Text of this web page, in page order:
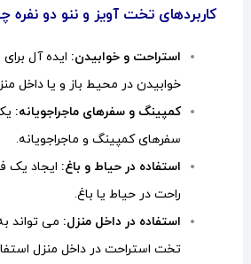
کاربردهای تخت آویز و ننو دو نفره
استراحت و خوابیدن: ایده آل
خوابیدن در محیط باز و یا داخل
کمپینگ و سفرهای ماجراجویانه:
سفرهای کمپینگ و ماجراجویانه.
استفاده در حیاط و باغ: ایجاد یک
راحت در حیاط یا باغ.
استفاده در داخل منزل: می تواند
تخت استراحت در داخل منزل